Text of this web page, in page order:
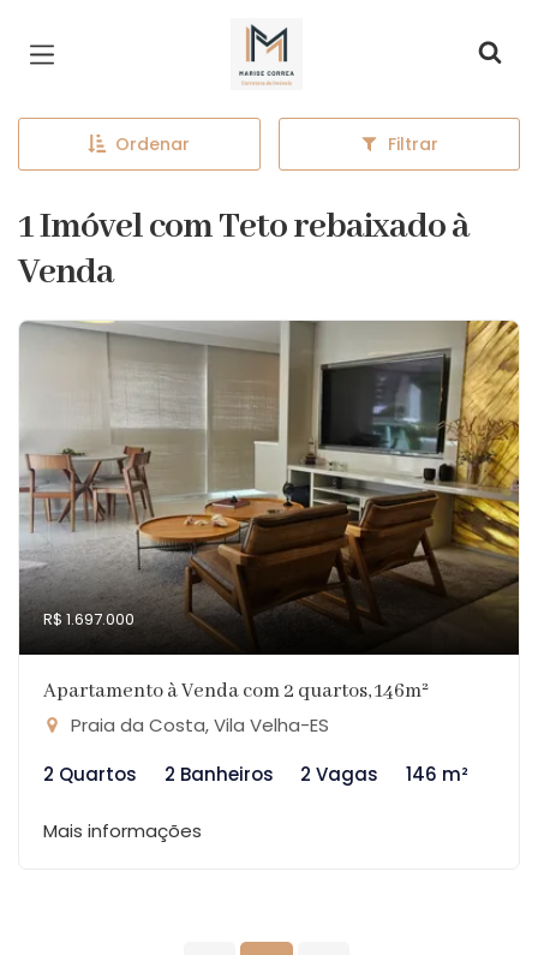
Página inicial
Ordenar Filtrar
1 Imóvel com Teto rebaixado à
Venda
R$ 1.697.000
Apartamento à Venda com 2 quartos, 146m²
Praia da Costa, Vila Velha-ES
2 Quartos
2 Banheiros 2 Vagas 146 m²
Mais informações